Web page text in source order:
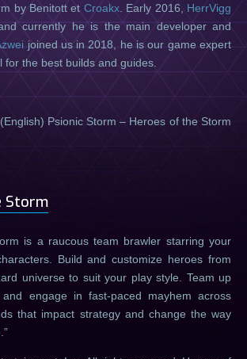
by Benitott et Croakx. Early 2016, HerrVigg
currently he is the main developer and
joined us in 2018, he is our game expert
for the best builds and guides.
Psionic Storm – Heroes of the Storm
Storm
is a raucous team brawler starring your
Build and customize heroes from
universe to suit your play style. Team up
engage in fast-paced mayhem across
that impact strategy and change the way